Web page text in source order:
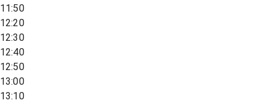
11:50
12:20
12:30
12:40
12:50
13:00
13:10